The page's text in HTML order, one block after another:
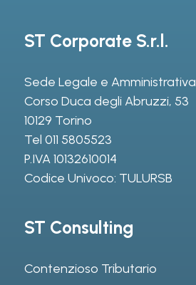
ST Corporate S.r.l.
Sede Legale e Amministrativa
Corso Duca degli Abruzzi, 53
10129 Torino
Tel 011 5805523
P.IVA 10132610014
Codice Univoco: TULURSB
ST Consulting
Contenzioso Tributario